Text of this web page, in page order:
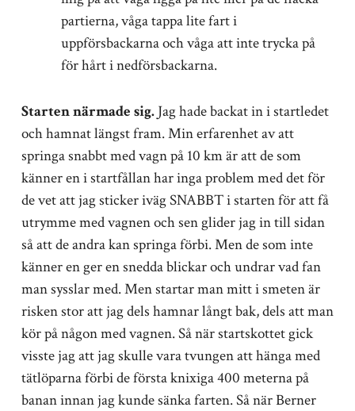
partierna, våga tappa lite fart i
uppförsbackarna och våga att inte trycka på
för hårt i nedförsbackarna.
Starten närmade sig.Jag hade backat in i startledet
och hamnat längst fram. Min erfarenhet av att
springa snabbt med vagn på 10 km är att de som
känner en i startfållan har inga problem med det för
de vet att jag sticker iväg SNABBT i starten för att få
utrymme med vagnen och sen glider jag in till sidan
så att de andra kan springa förbi. Men de som inte
känner en ger en snedda blickar och undrar vad fan
man sysslar med. Men startar man mitt i smeten är
risken stor att jag dels hamnar långt bak, dels att man
kör på någon med vagnen. Så när startskottet gick
visste jag att jag skulle vara tvungen att hänga med
tätlöparna förbi de första knixiga 400 meterna på
banan innan jag kunde sänka farten. Så när Berner